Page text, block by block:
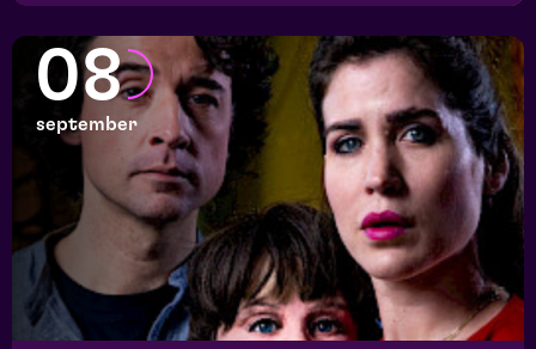
08
september